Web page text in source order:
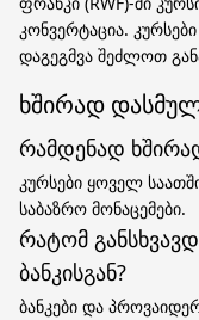
კონვერტაცია.
დაგეგმვა შეძლოთ
ხშირად
რამდენად
კურსები ყოველ
საბაზრო მონაცემები.
რატომ
ბანკისგან?
ბანკები და